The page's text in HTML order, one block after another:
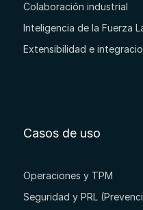
Colaboración industrial
Inteligencia de la Fuerza
Extensibilidad e
Casos de uso
Operaciones y TPM
Seguridad y PRL